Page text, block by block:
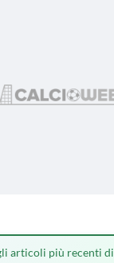
articoli più recenti di